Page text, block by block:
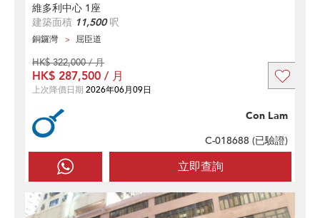
維多利中心 1座
建築面積 11,500呎
銅鑼灣 屈臣道
立即查詢
Con Lam
C-018688 (已驗證)
HK$ 322,000 / 月
HK$ 287,500 / 月
上次降價日期 2026年06月09日